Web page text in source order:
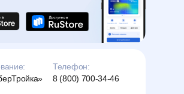
Телефон:
8 (800) 700-34-46